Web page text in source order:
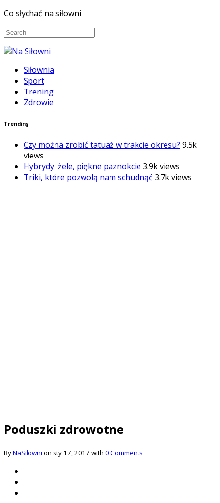
Co słychać na siłowni
Siłownia
Sport
Trening
Zdrowie
Trending
Czy można zrobić tatuaż w trakcie okresu? 9.5k
views
Hybrydy, żele, piękne paznokcie 3.9k views
Triki, które pozwolą nam schudnąć 3.7k views
Poduszki zdrowotne
ByNaSiłowni on sty 17, 2017 with 0 Comments